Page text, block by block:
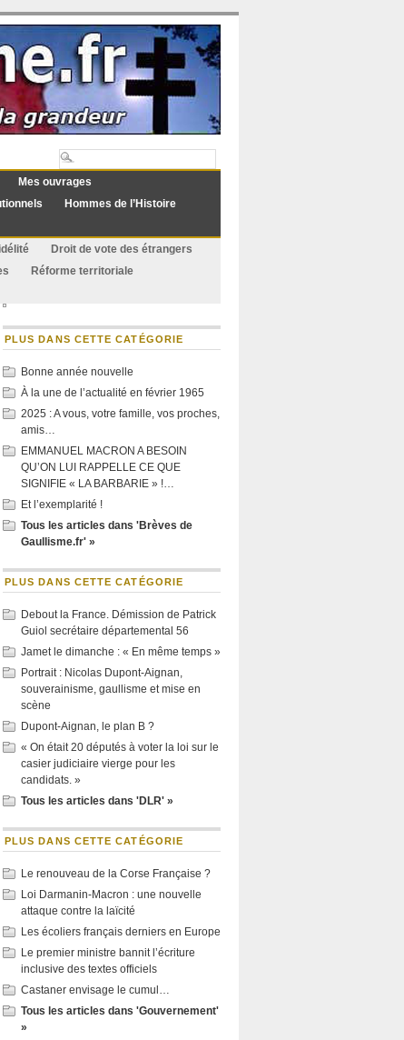
Mes ouvrages
Hommes de l’Histoire
Droit de vote des étrangers
Réforme territoriale
PLUS DANS CETTE CATÉGORIE
Bonne année nouvelle
À la une de l’actualité en février 1965
2025 : A vous, votre famille, vos proches,
amis…
EMMANUEL MACRON A BESOIN
QU’ON LUI RAPPELLE CE QUE
SIGNIFIE « LA BARBARIE » !…
Et l’exemplarité !
Tous les articles dans 'Brèves de
Gaullisme.fr' »
PLUS DANS CETTE CATÉGORIE
Debout la France. Démission de Patrick
Guiol secrétaire départemental 56
Jamet le dimanche : « En même temps »
Portrait : Nicolas Dupont-Aignan,
souverainisme, gaullisme et mise en
scène
Dupont-Aignan, le plan B ?
« On était 20 députés à voter la loi sur le
casier judiciaire vierge pour les
candidats. »
Tous les articles dans 'DLR' »
PLUS DANS CETTE CATÉGORIE
Le renouveau de la Corse Française ?
Loi Darmanin-Macron : une nouvelle
attaque contre la laïcité
Les écoliers français derniers en Europe
Le premier ministre bannit l’écriture
inclusive des textes officiels
Castaner envisage le cumul…
Tous les articles dans 'Gouvernement'
»